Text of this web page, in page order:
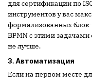
для сертификации по
инструментов у вас
формализованных
BPMN с этими
не лучше.
3. Автоматизация
Если на первом месте